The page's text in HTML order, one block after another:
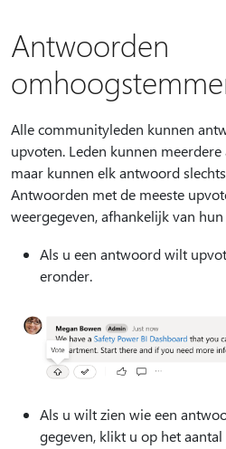
Antwoorden
Alle communityleden kunnen
upvoten. Leden kunnen
maar kunnen elk antwoord
Antwoorden met de meeste
weergegeven, afhankelijk van
Als u een antwoord wilt
eronder.
Als u wilt zien wie een
gegeven, klikt u op het